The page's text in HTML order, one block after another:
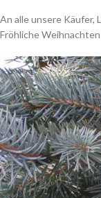
An alle unsere
Fröhliche